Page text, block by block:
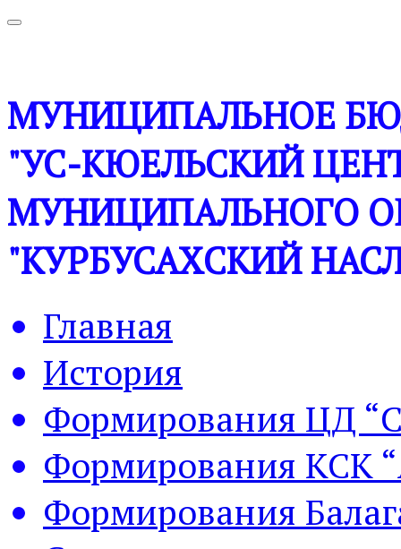
МУНИЦИПАЛЬНОЕ
"УС-КЮЕЛЬСКИЙ
МУНИЦИПАЛЬНОГО
"КУРБУСАХСКИЙ
Главная
История
Формирования ЦД
Формирования КСК
Формирования